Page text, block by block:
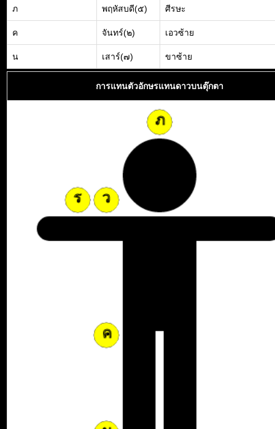
ภ พฤหัสบดี(๕) ศีรษะ
ค จันทร์(๒) เอวซ้าย
น เสาร์(๗) ขาซ้าย
การแทนตัวอักษรแทนดาวบนตุ๊กตา